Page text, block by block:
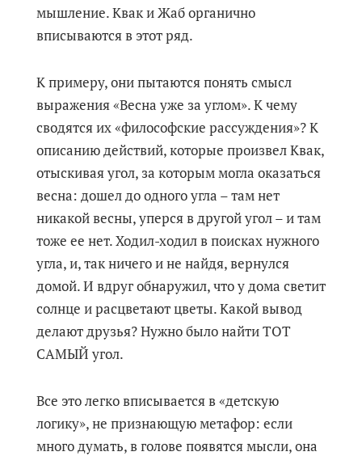
мышление. Квак и Жаб органично
вписываются в этот ряд.
К примеру, они пытаются понять смысл
выражения «Весна уже за углом». К чему
сводятся их «философские рассуждения»? К
описанию действий, которые произвел Квак,
отыскивая угол, за которым могла оказаться
весна: дошел до одного угла – там нет
никакой весны, уперся в другой угол – и там
тоже ее нет. Ходил-ходил в поисках нужного
угла, и, так ничего и не найдя, вернулся
домой. И вдруг обнаружил, что у дома светит
солнце и расцветают цветы. Какой вывод
делают друзья? Нужно было найти ТОТ
САМЫЙ угол.
Все это легко вписывается в «детскую
логику», не признающую метафор: если
много думать, в голове появятся мысли, она